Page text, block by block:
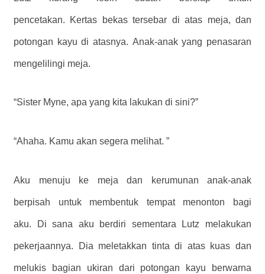
pencetakan. Kertas bekas tersebar di atas meja, dan
potongan kayu di atasnya. Anak-anak yang penasaran
mengelilingi meja.
“Sister Myne, apa yang kita lakukan di sini?”
“Ahaha. Kamu akan segera melihat. ”
Aku menuju ke meja dan kerumunan anak-anak
berpisah untuk membentuk tempat menonton bagi
aku. Di sana aku berdiri sementara Lutz melakukan
pekerjaannya. Dia meletakkan tinta di atas kuas dan
melukis bagian ukiran dari potongan kayu berwarna